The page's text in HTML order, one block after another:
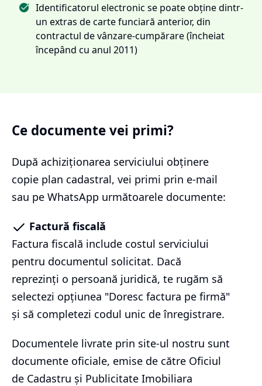
Identificatorul electronic se poate obține dintr-
un extras de carte funciară anterior, din
contractul de vânzare-cumpărare (încheiat
începând cu anul 2011)
Ce documente vei primi?
După achiziționarea serviciului obținere
copie plan cadastral, vei primi prin e-mail
sau pe WhatsApp următoarele documente:
Factură fiscală
Factura fiscală include costul serviciului
pentru documentul solicitat. Dacă
reprezinți o persoană juridică, te rugăm să
selectezi opțiunea "Doresc factura pe firmă"
și să completezi codul unic de înregistrare.
Documentele livrate prin site-ul nostru sunt
documente oficiale, emise de către Oficiul
de Cadastru și Publicitate Imobiliara